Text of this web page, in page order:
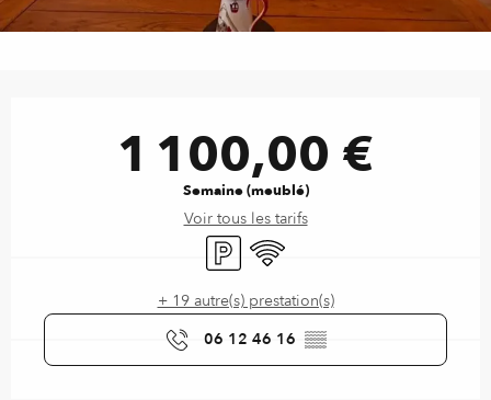
1 100,00 €
Semaine (meublé)
Voir tous les tarifs
ParkingWiFi
+ 19 autre(s) prestation(s)
06 12 46 16 ▒▒